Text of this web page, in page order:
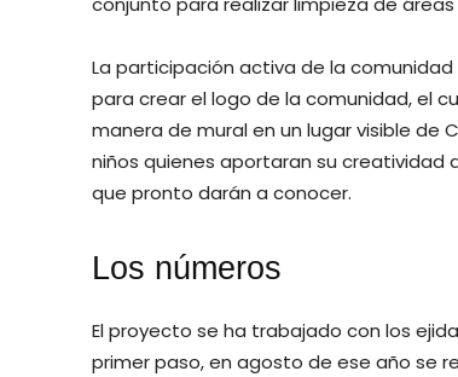
La participación activa de la
para crear el logo de la comunidad, el
manera de mural en un lugar visible de
niños quienes aportaran su creatividad
que pronto darán a conocer.
Los números
El proyecto se ha trabajado con los
primer paso, en agosto de ese año se